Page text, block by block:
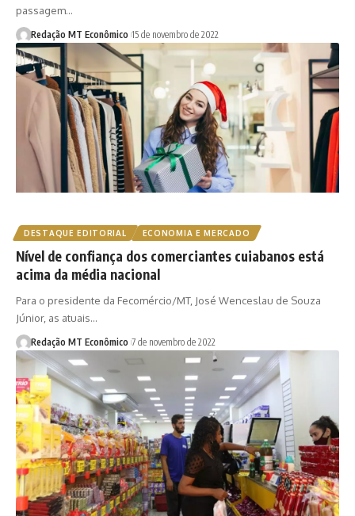
passagem…
Redação MT Econômico 15 de novembro de 2022
DESTAQUE EDITORIAL ECONOMIA E MERCADO
Nível de confiança dos comerciantes cuiabanos está
acima da média nacional
Para o presidente da Fecomércio/MT, José Wenceslau de Souza
Júnior, as atuais…
Redação MT Econômico 7 de novembro de 2022